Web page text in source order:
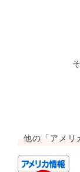
他の「アメリ